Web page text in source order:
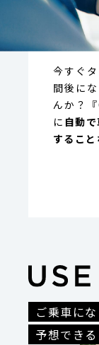
今すぐ
間後に
んか？
に 自動で
すること
ご乗車に
予想でき